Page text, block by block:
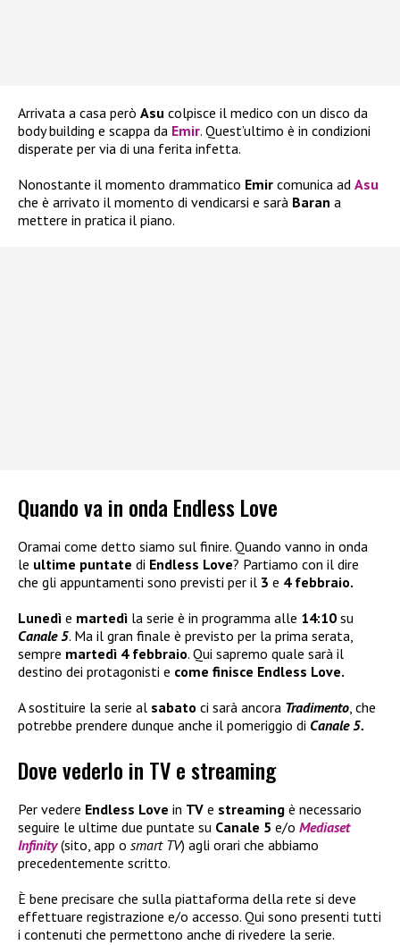
Arrivata a casa però Asu colpisce il medico con un disco da
body building e scappa da Emir. Quest’ultimo è in condizioni
disperate per via di una ferita infetta.
Nonostante il momento drammatico Emir comunica ad Asu
che è arrivato il momento di vendicarsi e sarà Baran a
mettere in pratica il piano.
Quando va in onda Endless Love
Oramai come detto siamo sul finire. Quando vanno in onda
le ultime puntate di Endless Love? Partiamo con il dire
che gli appuntamenti sono previsti per il 3 e 4 febbraio.
Lunedì e martedì la serie è in programma alle 14:10 su
Canale 5. Ma il gran finale è previsto per la prima serata,
sempre martedì 4 febbraio. Qui sapremo quale sarà il
destino dei protagonisti e come finisce Endless Love.
A sostituire la serie al sabato ci sarà ancora Tradimento , che
potrebbe prendere dunque anche il pomeriggio di Canale 5.
Dove vederlo in TV e streaming
Per vedere Endless Love in TV e streaming è necessario
seguire le ultime due puntate su Canale 5 e/o Mediaset
Infinity(sito, app o smart TV) agli orari che abbiamo
precedentemente scritto.
È bene precisare che sulla piattaforma della rete si deve
effettuare registrazione e/o accesso. Qui sono presenti tutti
i contenuti che permettono anche di rivedere la serie.